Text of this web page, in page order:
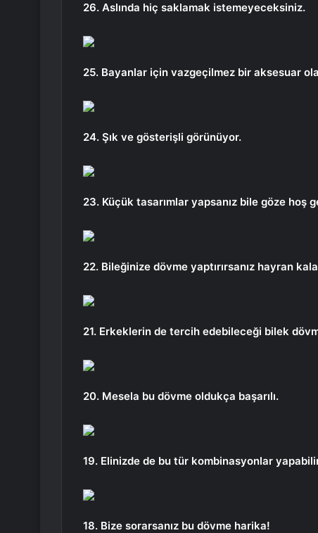
26. Aslında hiç saklamak istemeyeceksiniz.
25. Bayanlar için vazgeçilmez bir aksesuar
24. Şık ve gösterişli görünüyor.
23. Küçük tasarımlar yapsanız bile göze hoş
22. Bileğinize dövme yaptırırsanız hayran
21. Erkeklerin de tercih edebileceği bilek
20. Mesela bu dövme oldukça başarılı.
19. Elinizde de bu tür kombinasyonlar
18. Bize sorarsanız bu dövme harika!